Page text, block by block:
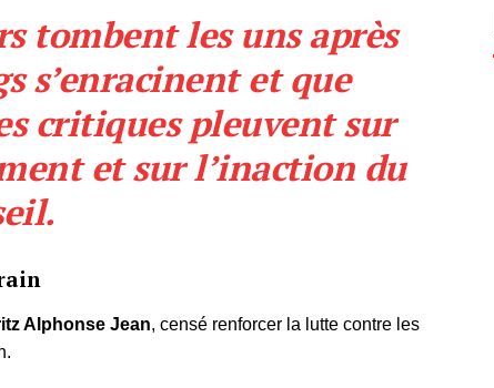
tombent les uns après
s’enracinent et que
critiques pleuvent sur
et sur l’inaction du
Alphonse Jean, censé renforcer la lutte contre les